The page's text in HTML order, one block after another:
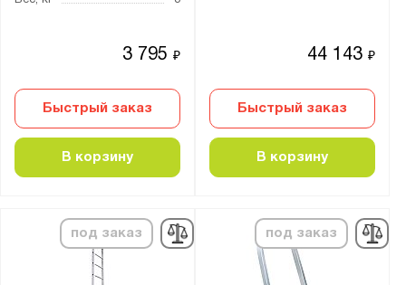
3 795₽
Быстрый заказ
В корзину
44 143₽
Быстрый заказ
В корзину
под заказ под заказ
5100
5110
5120
5240
5250